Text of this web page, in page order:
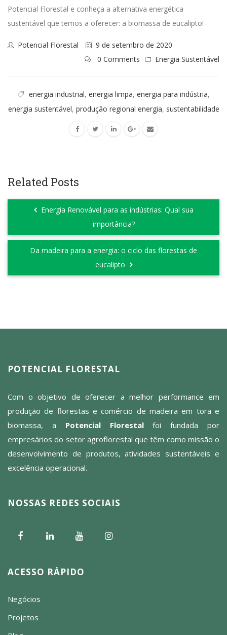
Potencial Florestal e conheça a alternativa energética
sustentável que temos a oferecer: a biomassa de eucalipto!
Potencial Florestal
9 de setembro de 2020
Energia Sustentável
0 Comments
energia industrial, energia limpa, energia para indústria,
energia sustentável, produção regional energia, sustentabilidade
Related Posts
Energia Renovável para as indústrias: Qual sua
importância?
Da madeira para a energia: o ciclo das florestas de
eucalipto
POTENCIAL FLORESTAL
Com o objetivo de oferecer a melhor performance em
produção de florestas e comércio de madeira em tora e
biomassa, a Potencial Florestalfoi fundada por
empresários do setor agroflorestal que têm como missão o
desenvolvimento de produtos, atividades sustentáveis e
excelência operacional.
NOSSAS REDES SOCIAIS
ACESSO RÁPIDO
Negócios
Projetos